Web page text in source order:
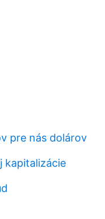
pre nás dolárov
kapitalizácie